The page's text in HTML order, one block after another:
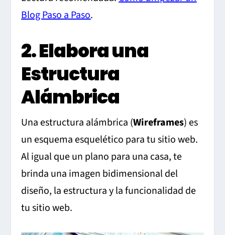
Blog Paso a Paso.
2. Elabora una
Estructura
Alámbrica
Una estructura alámbrica (Wireframes) es
un esquema esquelético para tu sitio web.
Al igual que un plano para una casa, te
brinda una imagen bidimensional del
diseño, la estructura y la funcionalidad de
tu sitio web.